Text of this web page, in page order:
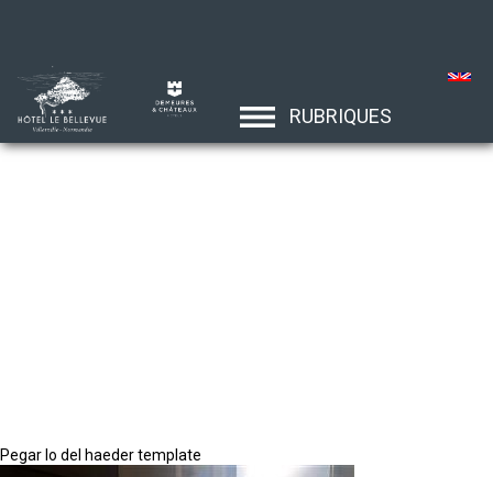
RUBRIQUES
Pegar lo del haeder template